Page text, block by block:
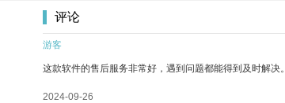
评论
游客
这款软件的售后服务非常好，遇到问题都能得到及时解决。
2024-09-26